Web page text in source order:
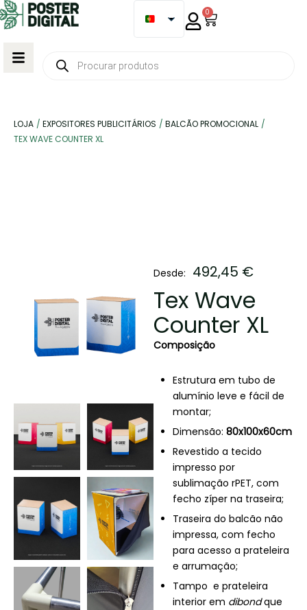
0
LOJA / EXPOSITORES PUBLICITÁRIOS / BALCÃO PROMOCIONAL /
TEX WAVE COUNTER XL
Desde: 492,45 €
Tex Wave
Counter XL
Composição
Estrutura em tubo de
alumínio leve e fácil de
montar;
Dimensão: 80x100x60cm
Revestido a tecido
impresso por
sublimação rPET, com
fecho zíper na traseira;
Traseira do balcão não
impressa, com fecho
para acesso a prateleira
e arrumação;
Tampo e prateleira
interior em dibondque